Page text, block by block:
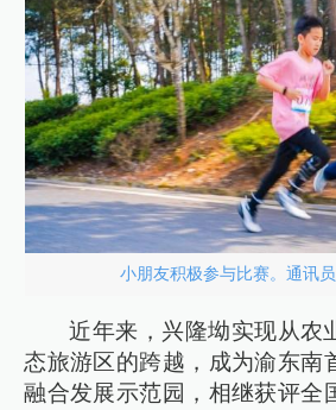
小朋友积极参与比赛。通讯
近年来，兴隆坳实现从农
态旅游区的跨越，成为渝东南
融合发展示范园，相继获评全